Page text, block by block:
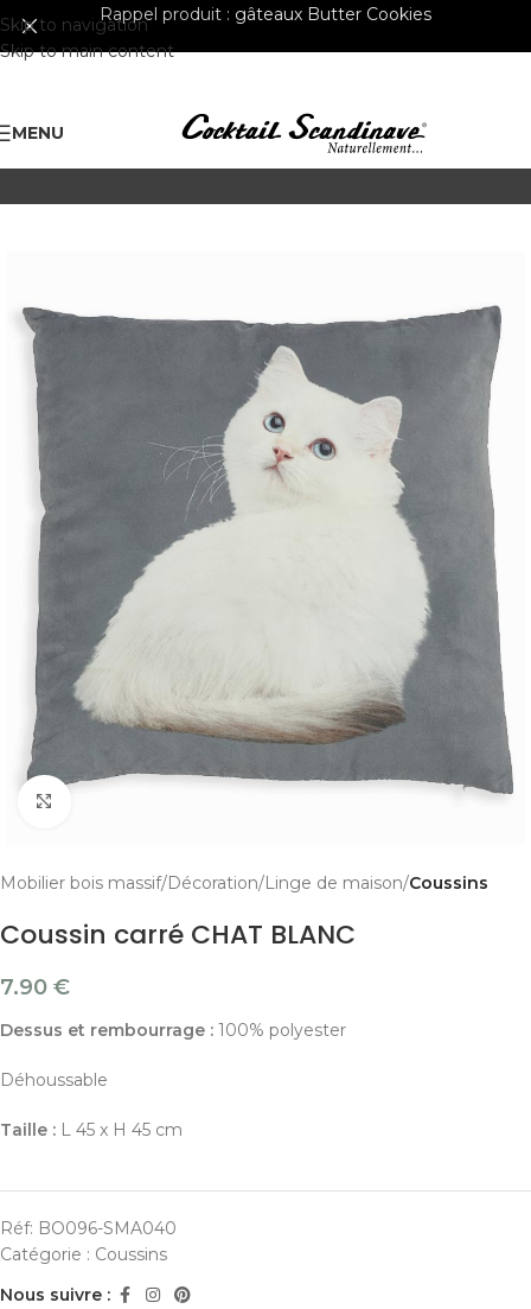
Skip to navigation
Skip to main content
Rappel produit : gâteaux Butter Cookies
MENU
Mobilier bois massif Décoration Linge de maison Coussins
Coussin carré CHAT BLANC
7.90 €
Dessus et rembourrage : 100% polyester
Déhoussable
Taille : L 45 x H 45 cm
Réf: BO096-SMA040
Catégorie : Coussins
Nous suivre :